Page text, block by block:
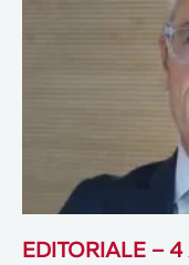
EDITORIALE –